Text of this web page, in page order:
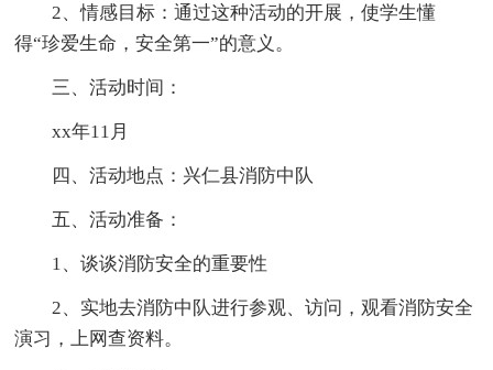
2、情感目标：通过这种活动的开展，使学生懂
得“珍爱生命，安全第一”的意义。
三、活动时间：
xx年11月
四、活动地点：兴仁县消防中队
五、活动准备：
1、谈谈消防安全的重要性
2、实地去消防中队进行参观、访问，观看消防安全
演习，上网查资料。